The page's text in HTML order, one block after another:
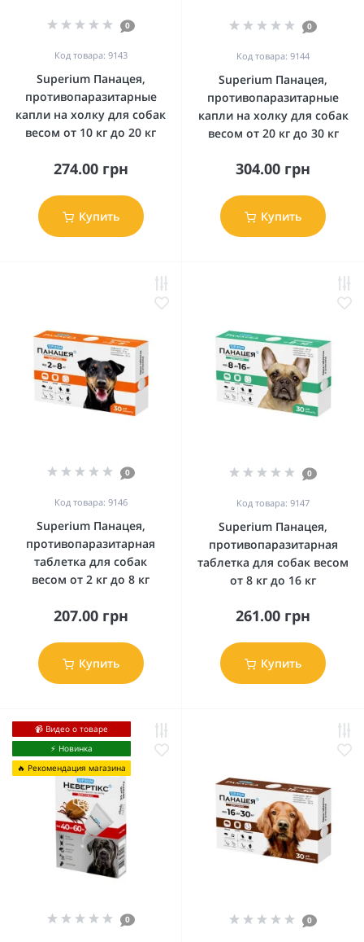
0
Код товара: 9143
Superium Панацея,
противопаразитарные
капли на холку для собак
весом от 10 кг до 20 кг
274.00 грн
Купить
0
Код товара: 9144
Superium Панацея,
противопаразитарные
капли на холку для собак
весом от 20 кг до 30 кг
304.00 грн
Купить
0
Код товара: 9146
Superium Панацея,
противопаразитарная
таблетка для собак
весом от 2 кг до 8 кг
207.00 грн
Купить
0
Код товара: 9147
Superium Панацея,
противопаразитарная
таблетка для собак весом
от 8 кг до 16 кг
261.00 грн
Купить
📹 Видео о товаре
⚡️ Новинка
🔥 Рекомендация магазина
0 0